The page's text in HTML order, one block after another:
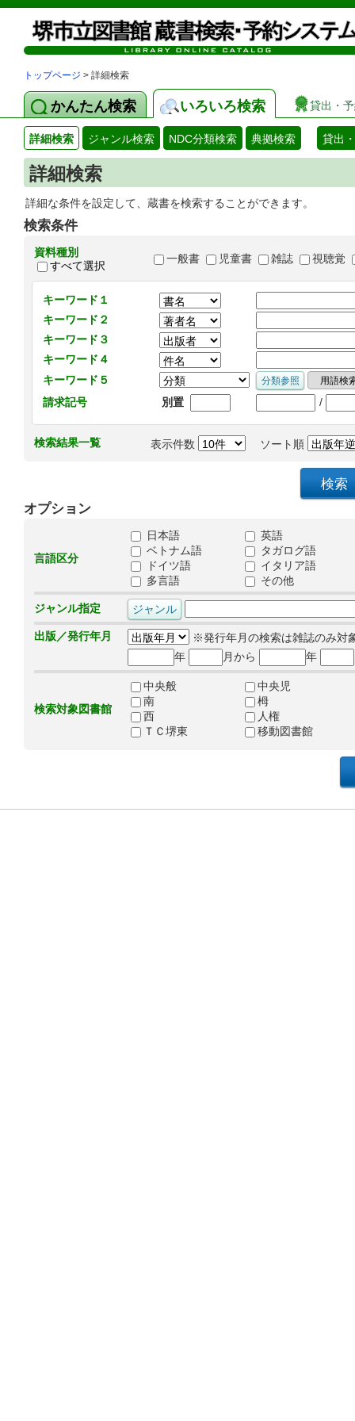
トップページ > 詳細検索
かんたん検索 いろいろ検索 貸出・
詳細検索 ジャンル検索 NDC分類検索 典拠検索 貸出
詳細検索
詳細な条件を設定して、蔵書を検索することができます。
検索条件
資料種別
すべて選択
一般書 児童書 雑誌 視聴覚
キーワード１
キーワード２
キーワード３
キーワード４
キーワード５
請求記号
別置 /
検索結果一覧 表示件数 ソート順
オプション
言語区分
日本語
英語
ベトナム語
タガログ語
ドイツ語
イタリア語
多言語
その他
ジャンル指定
出版／発行年月
※発行年月の検索は雑誌のみ対
年
月から 年
検索対象図書館
中央般
中央児
南
栂
西
人権
ＴＣ堺東
移動図書館